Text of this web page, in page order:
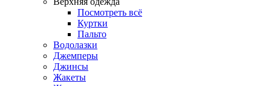
Посмотреть всё
Куртки
Пальто
Водолазки
Джемперы
Джинсы
Жакеты